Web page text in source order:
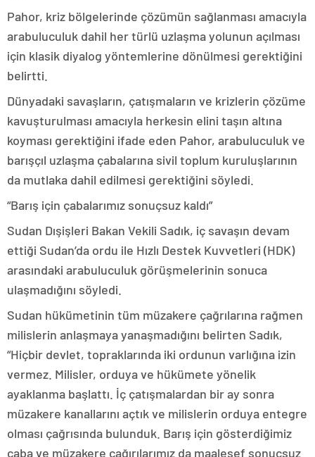
Pahor, kriz bölgelerinde çözümün sağlanması amacıyla
arabuluculuk dahil her türlü uzlaşma yolunun açılması
için klasik diyalog yöntemlerine dönülmesi gerektiğini
belirtti.
Dünyadaki savaşların, çatışmaların ve krizlerin çözüme
kavuşturulması amacıyla herkesin elini taşın altına
koyması gerektiğini ifade eden Pahor, arabuluculuk ve
barışçıl uzlaşma çabalarına sivil toplum kuruluşlarının
da mutlaka dahil edilmesi gerektiğini söyledi.
“Barış için çabalarımız sonuçsuz kaldı”
Sudan Dışişleri Bakan Vekili Sadık, iç savaşın devam
ettiği Sudan’da ordu ile Hızlı Destek Kuvvetleri (HDK)
arasındaki arabuluculuk görüşmelerinin sonuca
ulaşmadığını söyledi.
Sudan hükümetinin tüm müzakere çağrılarına rağmen
milislerin anlaşmaya yanaşmadığını belirten Sadık,
“Hiçbir devlet, topraklarında iki ordunun varlığına izin
vermez. Milisler, orduya ve hükümete yönelik
ayaklanma başlattı. İç çatışmalardan bir ay sonra
müzakere kanallarını açtık ve milislerin orduya entegre
olması çağrısında bulunduk. Barış için gösterdiğimiz
çaba ve müzakere çağırılarımız da maalesef sonuçsuz